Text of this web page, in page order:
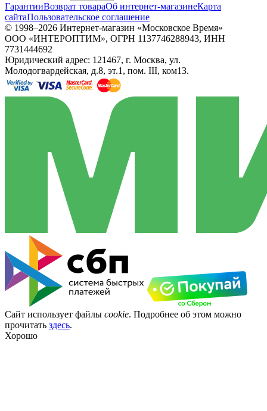
ГарантииВозврат товараОб интернет-магазинеКарта
сайтаПользовательское соглашение
© 1998–2026 Интернет-магазин «Московское Время»
ООО «ИНТЕРОПТИМ», ОГРН 1137746288943, ИНН
7731444692
Юридический адрес: 121467, г. Москва, ул.
Молодогвардейская, д.8, эт.1, пом. III, ком13.
Сайт использует файлы cookie. Подробнее об этом можно
прочитать здесь.
Хорошо